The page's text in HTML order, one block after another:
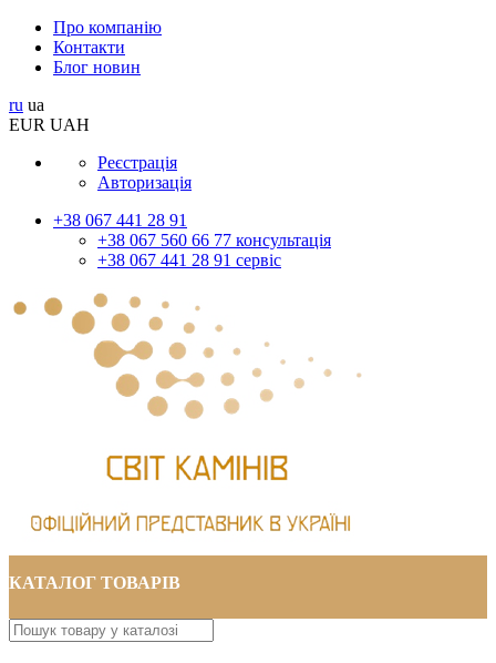
Про компанію
Контакти
Блог новин
ru ua
EUR UAH
Реєстрація
Авторизація
+38 067 441 28 91
+38 067 560 66 77 консультація
+38 067 441 28 91 сервіс
КАТАЛОГ ТОВАРІВ